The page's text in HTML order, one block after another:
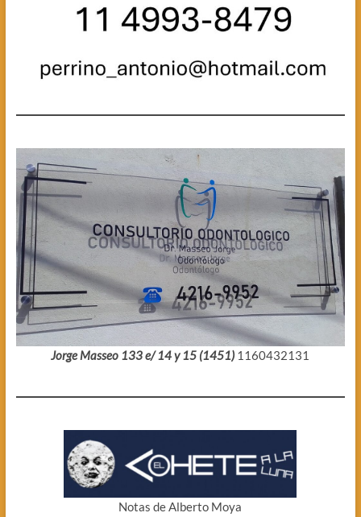
Jorge Masseo 133 e/ 14 y 15 (1451) 1160432131
Notas de Alberto Moya